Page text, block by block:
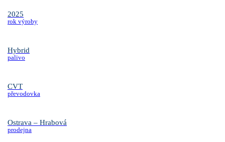
2025
rok výroby
Hybrid
palivo
CVT
převodovka
Ostrava – Hrabová
prodejna